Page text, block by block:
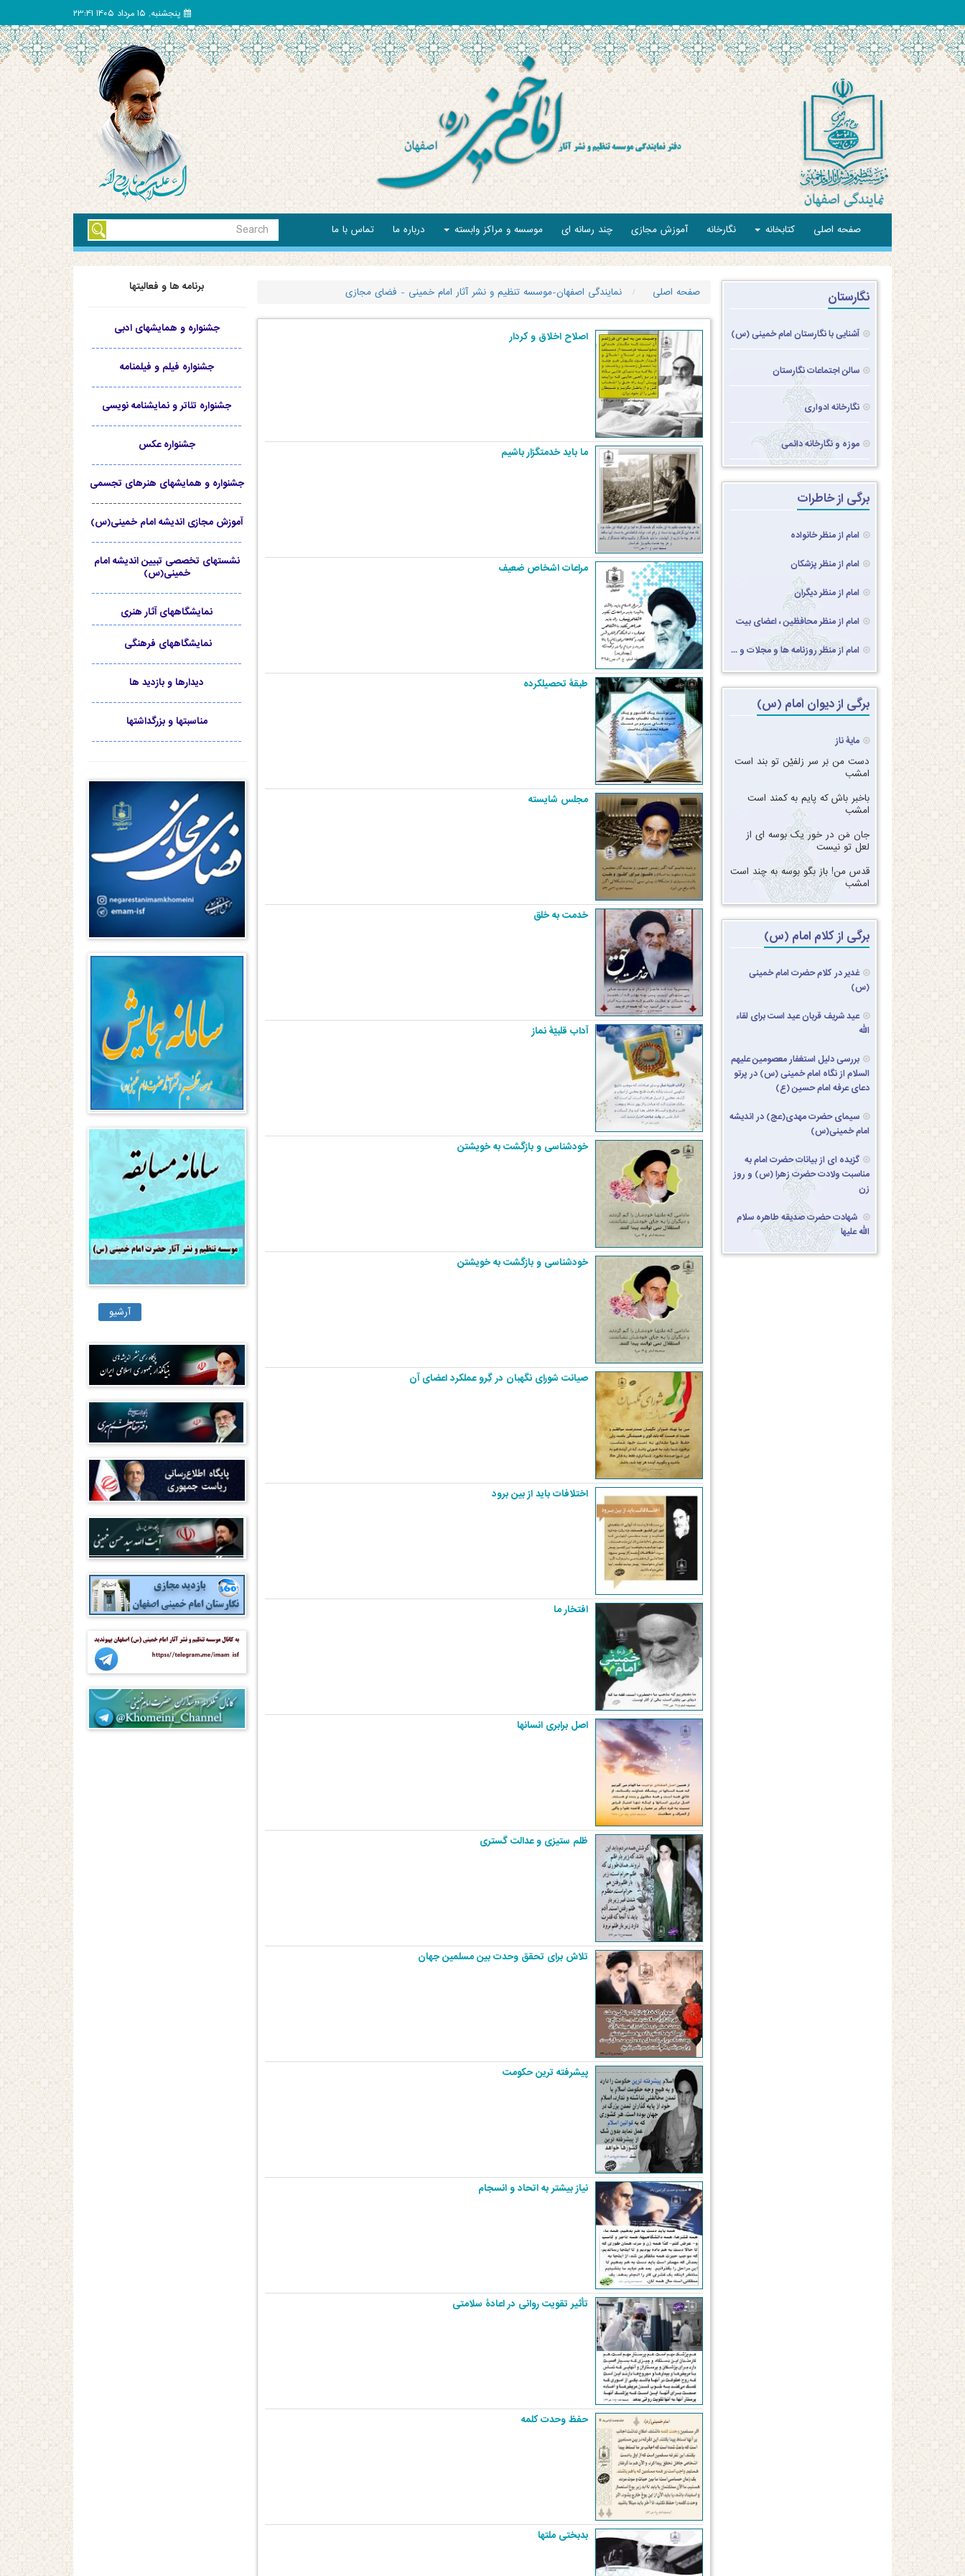
پنجشنبه, 15 مرداد 1405 23:41
صفحه اصلی کتابخانه نگارخانه آموزش مجازی چند رسانه ای موسسه و مراکز وابسته درباره ما تماس با ما
نگارستان
آشنایی با نگارستان امام خمینی (س)
سالن اجتماعات نگارستان
نگارخانه ادواری
موزه و نگارخانه دائمی
برگی از خاطرات
امام از منظر خانواده
امام از منظر پزشکان
امام از منظر دیگران
امام از منظر محافظین ، اعضای بیت
امام از منظر روزنامه ها و مجلات و ...
برگی از دیوان امام (س)
مایۀ ناز
دست من بَر سر زلفیْن تو بند است
امشب‏
‏‏باخبر باش که پایم به کمند است
امشب‏
‏‏جان مَن در خور یک بوسه ای از
لعل تو نیست‏
‏‏قدس من! باز بگو بوسه به چند است
امشب
برگی از کلام امام (س)
غدیر در کلام حضرت امام خمینی
(س)
عید شریف قربان عید است برای لقاء
الله
بررسی دلیل استغفار معصومین علیهم
السلام از نگاه امام خمینی (س) در پرتو
دعای عرفه امام حسین (ع)
سیمای حضرت مهدی(عج) در اندیشه
امام خمینی(س)
گزیده ای از بیانات حضرت امام به
مناسبت ولادت حضرت زهرا (س) و روز
زن
شهادت حضرت صدیقه طاهره سلام
الله علیها
صفحه اصلی نمایندگی اصفهان-موسسه تنظیم و نشر آثار امام خمینی - فضای مجازی
اصلاح اخلاق و کردار
ما باید‏‎ ‎‏خدمتگزار باشیم
مراعات اشخاص ضعیف
طبقۀ تحصیلکرده
مجلس شایسته
خدمت به خلق
آداب قلبیّۀ نماز
خودشناسی و بازگشت به خویشتن
خودشناسی و بازگشت به خویشتن
صیانت شورای نگهبان در گِرو عملکرد اعضای آن‏‏ ‏
اختلافات باید از بین برود
افتخار ما
اصل برابری انسانها‏‎
ظلم ستیزی و عدالت گستری‏‏ ‏
تلاش برای تحقق وحدت بین مسلمین جهان
پیشرفته ترین حکومت
نیاز بیشتر به اتحاد و انسجام
تأثیر تقویت روانی در اعادۀ سلامتی
حفظ وحدت کلمه
بدبختی ملتها
برنامه ها و فعالیتها
جشنواره و همایشهای ادبی
-----------------------------------
جشنواره فیلم و فیلمنامه
-----------------------------------
جشنواره تئاتر و نمایشنامه نویسی
-----------------------------------
جشنواره عکس
-----------------------------------
جشنواره و همایشهای هنرهای تجسمی
-----------------------------------
آموزش مجازی اندیشه امام خمینی(س)
-----------------------------------
نشستهای تخصصی تبیین اندیشه امام
خمینی(س)
-----------------------------------
نمایشگاههای آثار هنری
-----------------------------------
نمایشگاههای فرهنگی
-----------------------------------
دیدارها و بازدید ها
-----------------------------------
مناسبتها و بزرگداشتها
-----------------------------------
آرشیو